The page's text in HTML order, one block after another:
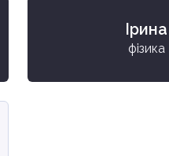
Ірина
фізика